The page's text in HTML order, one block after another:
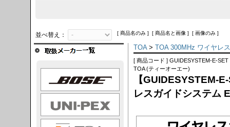
並べ替え： [ 商品名のみ ] [ 商品名と画像 ] [ 画像のみ ]
TOA> TOA 300MHz ワイヤレ
[ 商品コード ] GUIDESYSTEM-E-SET
TOA (ティーオーエー)
【GUIDESYSTEM-
レスガイドシステム